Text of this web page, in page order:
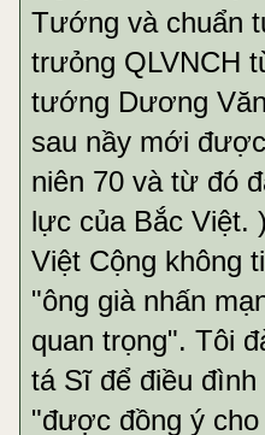
Tướng và chuẩn
trưỏng QLVNCH
tướng Dương
sau nầy mới
niên 70 và từ đó
lực của Bắc Việt.
Việt Cộng không
"ông già nhấn
quan trọng". Tôi
tá Sĩ để điều đình
"được đồng ý